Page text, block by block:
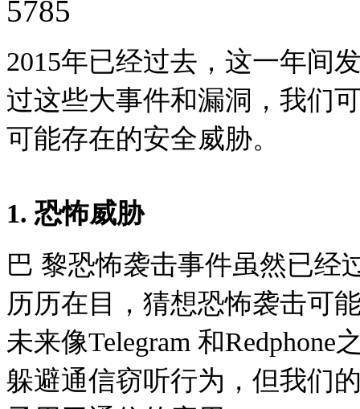
5785
2015年已经过去，这一年间
过这些大事件和漏洞，我们
可能存在的安全威胁。
1. 恐怖威胁
巴 黎恐怖袭击事件虽然已经
历历在目，猜想恐怖袭击可
未来像Telegram 和
躲避通信窃听行为，但我们